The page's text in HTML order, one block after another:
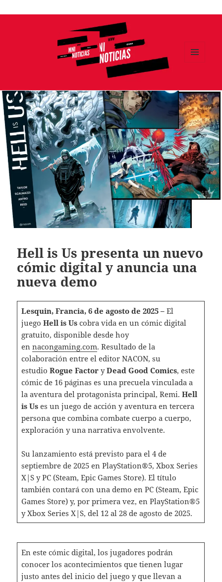
Ir
Hell is Us presenta un nuevo
cómic digital y anuncia una
nueva demo
Lesquin, Francia, 6 de agosto de 2025 –El
juego Hell is Us cobra vida en un cómic digital
gratuito, disponible desde hoy
en nacongaming.com. Resultado de la
colaboración entre el editor NACON, su
estudio Rogue Factor yDead Good Comics, este
cómic de 16 páginas es una precuela vinculada a
la aventura del protagonista principal, Remi. Hell
is Uses un juego de acción y aventura en tercera
persona que combina combate cuerpo a cuerpo,
exploración y una narrativa envolvente.
Su lanzamiento está previsto para el 4 de
septiembre de 2025 en PlayStation®5, Xbox Series
X|S y PC (Steam, Epic Games Store). El título
también contará con una demo en PC (Steam, Epic
Games Store) y, por primera vez, en PlayStation®5
y Xbox Series X|S, del 12 al 28 de agosto de 2025.
En este cómic digital, los jugadores podrán
conocer los acontecimientos que tienen lugar
justo antes del inicio del juego y que llevan a